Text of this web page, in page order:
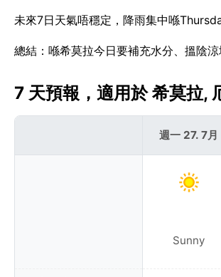
未來7日天氣唔穩定，降雨集中喺
總結：喺希莫拉今日要補充水分、搵陰涼
7 天預報，適用於 希莫拉
週一 27. 7月
Sunny